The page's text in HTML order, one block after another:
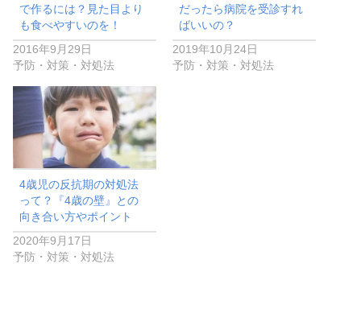
で作るには？見た目より
も食べやすいのを！
2016年9月29日
予防・対策・対処法
だったら病院を受診すれ
ばいいの？
2019年10月24日
予防・対策・対処法
4歳児の反抗期の対処法
って？『4歳の壁』との
向き合い方やポイント
2020年9月17日
予防・対策・対処法